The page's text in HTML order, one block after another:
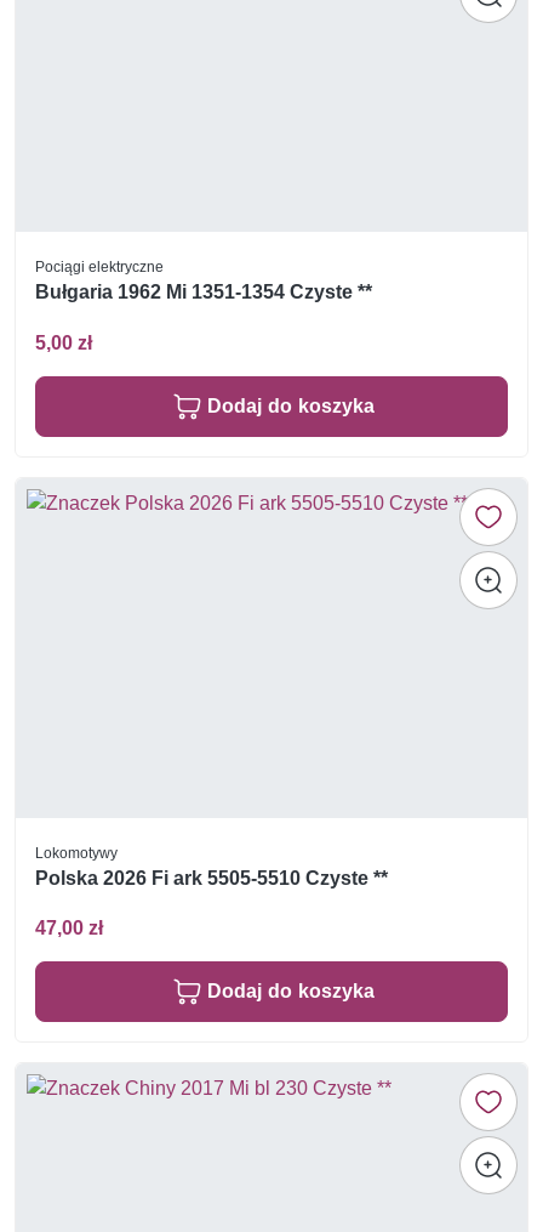
Pociągi elektryczne
Bułgaria 1962 Mi 1351-1354 Czyste **
5,00 zł
Dodaj do koszyka
Lokomotywy
Polska 2026 Fi ark 5505-5510 Czyste **
47,00 zł
Dodaj do koszyka